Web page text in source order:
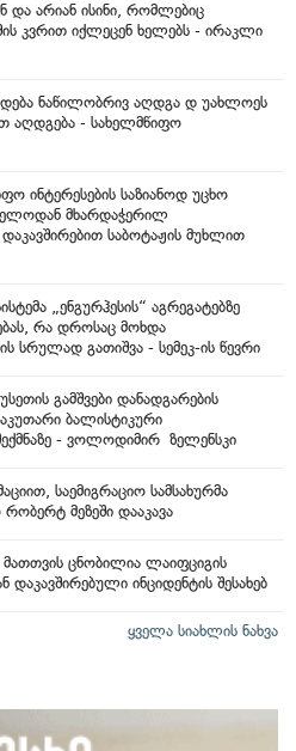
და არიან ისინი, რომლებიც
კვრით იქლეცენ ხელებს - ირაკლი
ნაწილობრივ აღდგა დ უახლოეს
აღდგება - სახელმწიფო
ინტერესების საზიანოდ უცხო
მხარდაჭერილ
საბოტაჟის მუხლით
„ენგურჰესის“ აგრეგატებზე
რა დროსაც მოხდა
სრულად გათიშვა - სემეკ-ის წევრი
გამშვები დანადგარების
ბალისტიკური
- ვოლოდიმირ ზელენსკი
საემიგრაციო სამსახურმა
მეზეში დააკავა
მათთვის ცნობილია ლაიფციგის
ინციდენტის შესახებ
ყველა სიახლის ნახვა